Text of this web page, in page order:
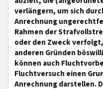
verlängern, um sich
Anrechnung
Rahmen der
oder den Zweck
anderen Gründen
können auch
Fluchtversuch einen
Anrechnung darstellen.